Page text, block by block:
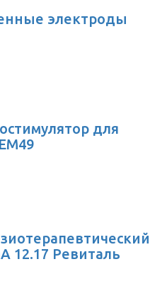
электроды
для
12.17 Ревиталь